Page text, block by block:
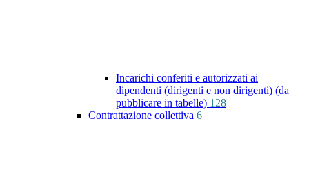
Incarichi conferiti e autorizzati ai
dipendenti (dirigenti e non dirigenti) (da
pubblicare in tabelle) 128
Contrattazione collettiva 6